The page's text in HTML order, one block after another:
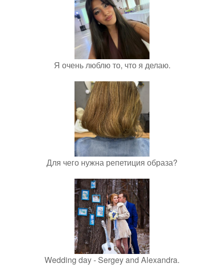
Я очень люблю то, что я делаю.
Для чего нужна репетиция образа?
Wedding day - Sergey and Alexandra.